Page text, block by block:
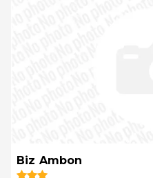
Biz Ambon